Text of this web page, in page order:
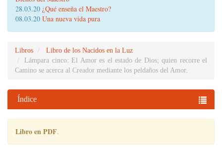
28.03.20 ¿Qué enseña el Maestro?
08.03.20 Una nueva vida pura
Libros
Libro de los Nacidos en la Luz
Lámpara cinco: El Amor es el estado de Dios; quien recorre el
Camino se acerca al Creador mediante los peldaños del Amor.
Índice
Libro en PDF.